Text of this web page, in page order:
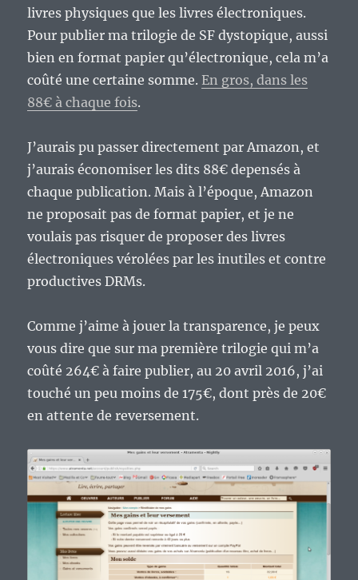
livres physiques que les livres électroniques.
Pour publier ma trilogie de SF dystopique, aussi
bien en format papier qu’électronique, cela m’a
coûté une certaine somme.En gros, dans les
88€ à chaque fois.
J’aurais pu passer directement par Amazon, et
j’aurais économiser les dits 88€ depensés à
chaque publication. Mais à l’époque, Amazon
ne proposait pas de format papier, et je ne
voulais pas risquer de proposer des livres
électroniques vérolées par les inutiles et contre
productives DRMs.
Comme j’aime à jouer la transparence, je peux
vous dire que sur ma première trilogie qui m’a
coûté 264€ à faire publier, au 20 avril 2016, j’ai
touché un peu moins de 175€, dont près de 20€
en attente de reversement.